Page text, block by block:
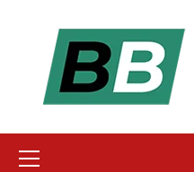
Menu